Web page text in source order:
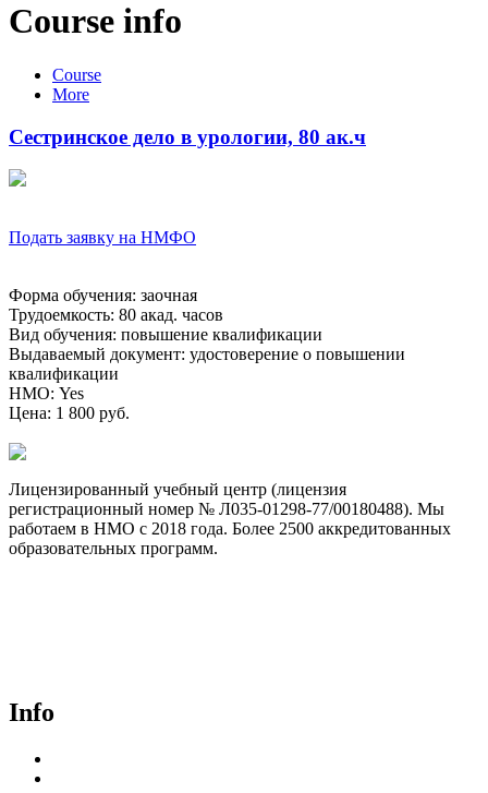
Course info
Course
More
Сестринское дело в урологии, 80 ак.ч
Подать заявку на НМФО
Форма обучения: заочная
Трудоемкость: 80 акад. часов
Вид обучения: повышение квалификации
Выдаваемый документ: удостоверение о повышении
квалификации
НМО: Yes
Цена: 1 800 руб.
Лицензированный учебный центр (лицензия
регистрационный номер № Л035-01298-77/00180488). Мы
работаем в НМО с 2018 года. Более 2500 аккредитованных
образовательных программ.
Info